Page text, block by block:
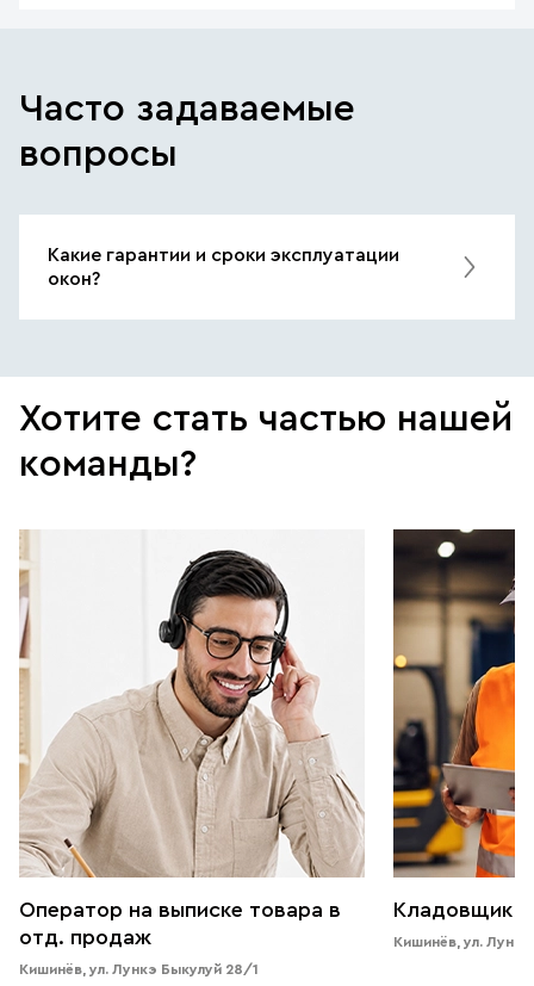
Часто задаваемые
вопросы
Какие гарантии и сроки эксплуатации
окон?
Хотите стать частью нашей
команды?
Оператор на выписке товара в
отд. продаж
Кишинёв, ул. Лункэ Быкулуй 28/1
Кладовщик
Кишинёв, ул.